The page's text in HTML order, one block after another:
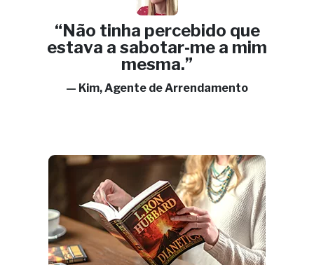
“Não tinha percebido que
estava a sabotar‑me a mim
mesma.”
— Kim, Agente de Arrendamento